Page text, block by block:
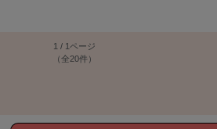
1 / 1ページ
（全20件）